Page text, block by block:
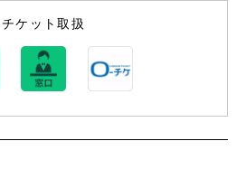
チケット取扱